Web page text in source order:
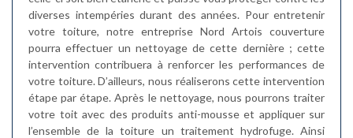
diverses intempéries durant des années. Pour entretenir
votre toiture, notre entreprise Nord Artois couverture
pourra effectuer un nettoyage de cette dernière ; cette
intervention contribuera à renforcer les performances de
votre toiture. D’ailleurs, nous réaliserons cette intervention
étape par étape. Après le nettoyage, nous pourrons traiter
votre toit avec des produits anti-mousse et appliquer sur
l’ensemble de la toiture un traitement hydrofuge. Ainsi